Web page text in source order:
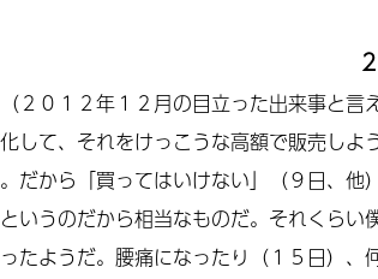
２０１２年１２月の目立った出来事と言
して、それをけっこうな高額で販売し
だから「買ってはいけない」（９日、
いうのだから相当なものだ。それくら
たようだ。腰痛になったり（１５日）